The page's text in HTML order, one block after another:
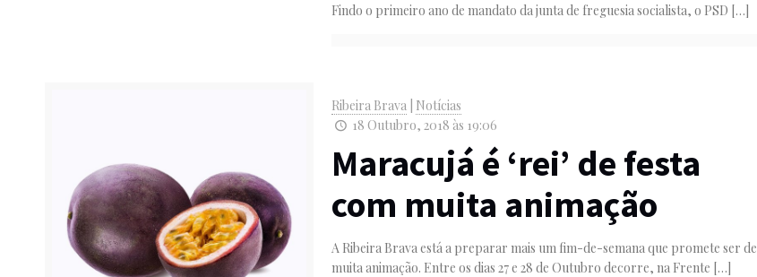
Findo o primeiro ano de mandato da junta de freguesia socialista, o PSD […]
Ribeira Brava Notícias
18 Outubro, 2018 às 19:06
Maracujá é ‘rei’ de festa
com muita animação
A Ribeira Brava está a preparar mais um fim-de-semana que promete ser de
muita animação. Entre os dias 27 e 28 de Outubro decorre, na Frente […]